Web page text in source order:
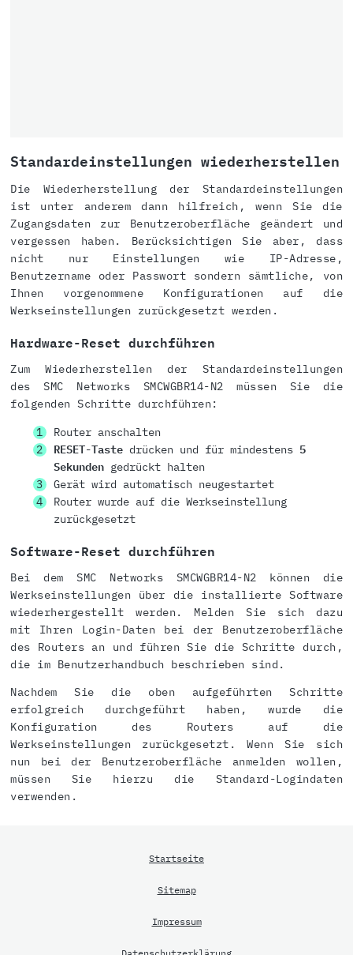
Standardeinstellungen wiederherstellen
Die Wiederherstellung der Standardeinstellungen
ist unter anderem dann hilfreich, wenn Sie die
Zugangsdaten zur Benutzeroberfläche geändert und
vergessen haben. Berücksichtigen Sie aber, dass
nicht nur Einstellungen wie IP-Adresse,
Benutzername oder Passwort sondern sämtliche, von
Ihnen vorgenommene Konfigurationen auf die
Werkseinstellungen zurückgesetzt werden.
Hardware-Reset durchführen
Zum Wiederherstellen der Standardeinstellungen
des SMC Networks SMCWGBR14-N2 müssen Sie die
folgenden Schritte durchführen:
Router anschalten
RESET-Tastedrücken und für mindestens 5
Sekunden gedrückt halten
Gerät wird automatisch neugestartet
Router wurde auf die Werkseinstellung
zurückgesetzt
Software-Reset durchführen
Bei dem SMC Networks SMCWGBR14-N2 können die
Werkseinstellungen über die installierte Software
wiederhergestellt werden. Melden Sie sich dazu
mit Ihren Login-Daten bei der Benutzeroberfläche
des Routers an und führen Sie die Schritte durch,
die im Benutzerhandbuch beschrieben sind.
Nachdem Sie die oben aufgeführten Schritte
erfolgreich durchgeführt haben, wurde die
Konfiguration des Routers auf die
Werkseinstellungen zurückgesetzt. Wenn Sie sich
nun bei der Benutzeroberfläche anmelden wollen,
müssen Sie hierzu die Standard-Logindaten
verwenden.
Startseite
Sitemap
Impressum